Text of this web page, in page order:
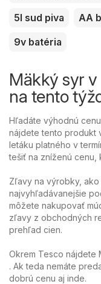
5l sud piva
AA
9v batéria
Mäkký syr v
na tento
Hľadáte výhodnú
nájdete tento produkt
letáku platného v
tešiť na zníženú cenu,
Zľavy na výrobky,
najvyhľadávanejšie
môžete nakupovať
zľavy z obchodných
prehľad cien.
Okrem Tesco nájdete
. Ak teda nemáte
dobrú cenu aj inde.